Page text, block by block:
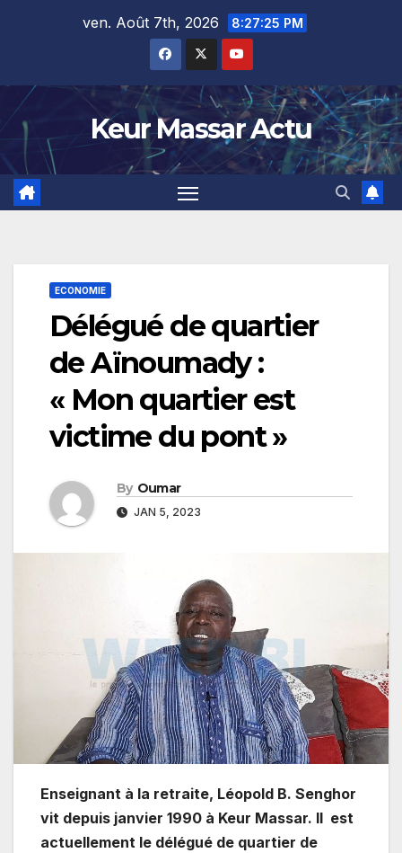
ven. Août 7th, 2026 8:27:25 PM
Keur Massar Actu
ECONOMIE
Délégué de quartier
de Aïnoumady :
« Mon quartier est
victime du pont »
By Oumar
JAN 5, 2023
Enseignant à la retraite, Léopold B. Senghor
vit depuis janvier 1990 à Keur Massar. Il est
actuellement le délégué de quartier de